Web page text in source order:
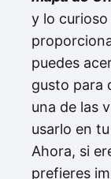
y lo
puedes
gusto para
una de las
usarlo en
Ahora, si
prefieres